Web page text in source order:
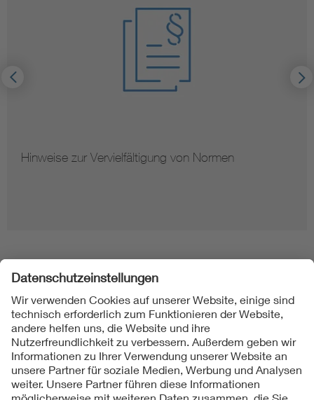
Hinweise zur Vervielfältigung von Normen
Folgen Sie uns